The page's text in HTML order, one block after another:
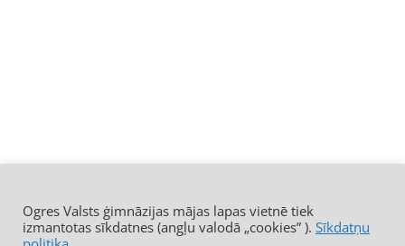
Ogres Valsts ģimnāzijas mājas lapas vietnē tiek
izmantotas sīkdatnes (angļu valodā „cookies” ). Sīkdatņu